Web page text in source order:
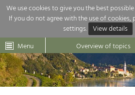
We use cookies to give you the best
If you do not agree with the use of cookies,
settings. View details
Dunkelsteinerwald
Wachau
Cultural
Landscape
Menu Overview of topics
News
Wachau Cultural Landscape
Overview of topics
Development within our region is extremely
provide you with an overview of our main
information, simply click on the topic to